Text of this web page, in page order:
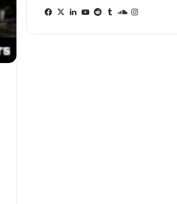
Fa
bo
X
Lin
dIn
Yo
ub
Re
t
Tu
lr
So
dCl ra